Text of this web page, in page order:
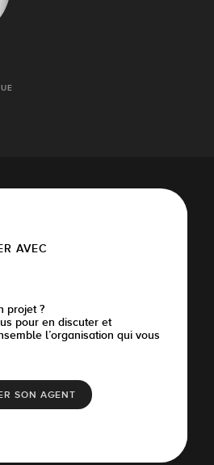
AVEC
projet ?
pour en discuter et
l’organisation qui vous
SON AGENT